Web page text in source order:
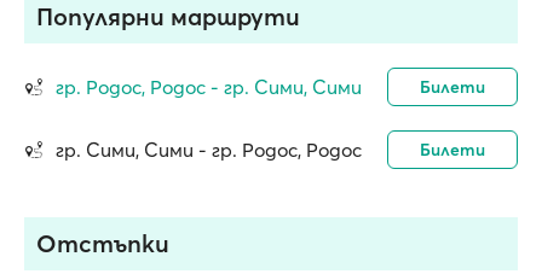
Популярни маршрути
гр. Родос, Родос - гр. Сими, Сими Билети
гр. Сими, Сими - гр. Родос, Родос Билети
Отстъпки